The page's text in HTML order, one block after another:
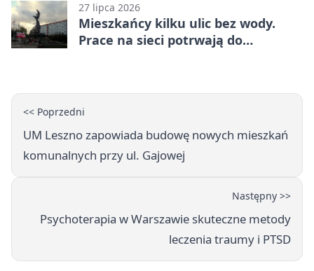
27 lipca 2026
Mieszkańcy kilku ulic bez wody.
Prace na sieci potrwają do
<< Poprzedni
UM Leszno zapowiada budowę nowych mieszkań
komunalnych przy ul. Gajowej
Następny >>
Psychoterapia w Warszawie skuteczne metody
leczenia traumy i PTSD